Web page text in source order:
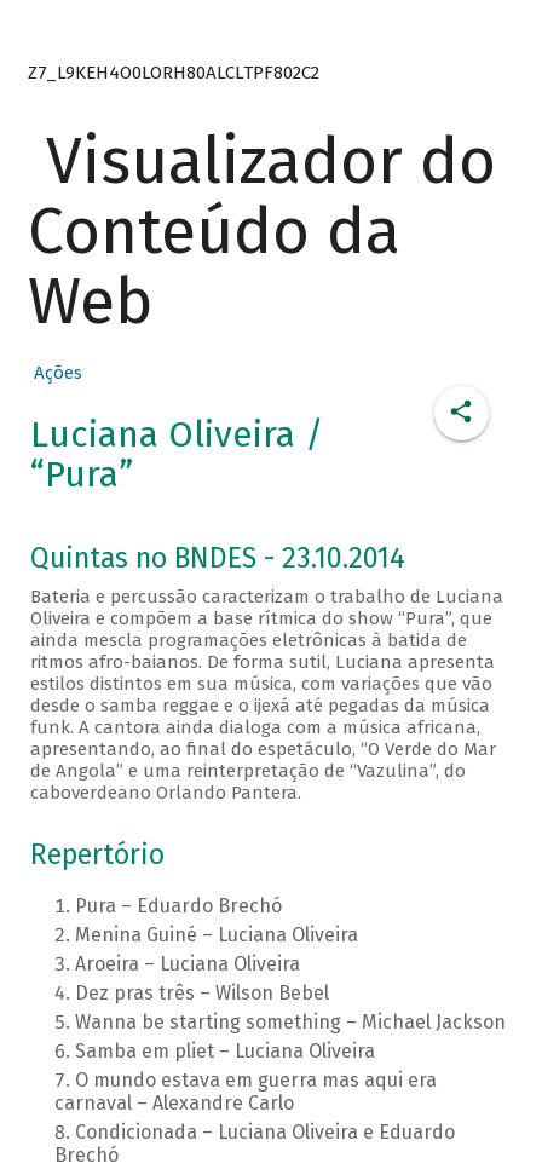
Z7_L9KEH4O0LORH80ALCLTPF802C2
Visualizador do
Conteúdo da
Web
Ações
Luciana Oliveira /
“Pura”
Quintas no BNDES - 23.10.2014
Bateria e percussão caracterizam o trabalho de Luciana
Oliveira e compõem a base rítmica do show “Pura”, que
ainda mescla programações eletrônicas à batida de
ritmos afro-baianos. De forma sutil, Luciana apresenta
estilos distintos em sua música, com variações que vão
desde o samba reggae e o ijexá até pegadas da música
funk. A cantora ainda dialoga com a música africana,
apresentando, ao final do espetáculo, “O Verde do Mar
de Angola” e uma reinterpretação de “Vazulina”, do
caboverdeano Orlando Pantera.
Repertório
Pura – Eduardo Brechó
Menina Guiné – Luciana Oliveira
Aroeira – Luciana Oliveira
Dez pras três – Wilson Bebel
Wanna be starting something – Michael Jackson
Samba em pliet – Luciana Oliveira
O mundo estava em guerra mas aqui era
carnaval – Alexandre Carlo
Condicionada – Luciana Oliveira e Eduardo
Brechó